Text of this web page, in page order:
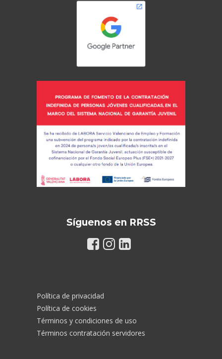
Síguenos en RRSS
Política de privacidad
Política de cookies
Términos y condiciones de uso
Términos contratación servidores